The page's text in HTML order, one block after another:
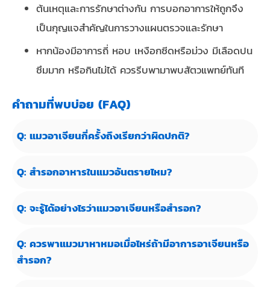
ต้นเหตุและการรักษาต่างกัน การบอกอาการให้ถูกจึง
เป็นกุญแจสำคัญในการวางแผนตรวจและรักษา
หากน้องมีอาการถี่ หอบ เหงือกซีดหรือม่วง มีเลือดปน
ซึมมาก หรือกินไม่ได้ ควรรีบพามาพบสัตวแพทย์ทันที
คำถามที่พบบ่อย (FAQ)
Q: แมวอาเจียนกี่ครั้งถึงเรียกว่าผิดปกติ?
Q: สำรอกอาหารในแมวอันตรายไหม?
Q: จะรู้ได้อย่างไรว่าแมวอาเจียนหรือสำรอก?
Q: ควรพาแมวมาหาหมอเมื่อไหร่ถ้ามีอาการอาเจียนหรือ
สำรอก?